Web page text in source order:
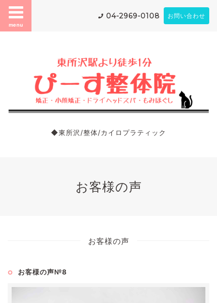
menu
04-2969-0108 お問い合わせ
◆東所沢/整体/カイロプラティック
お客様の声
お客様の声
お客様の声№8